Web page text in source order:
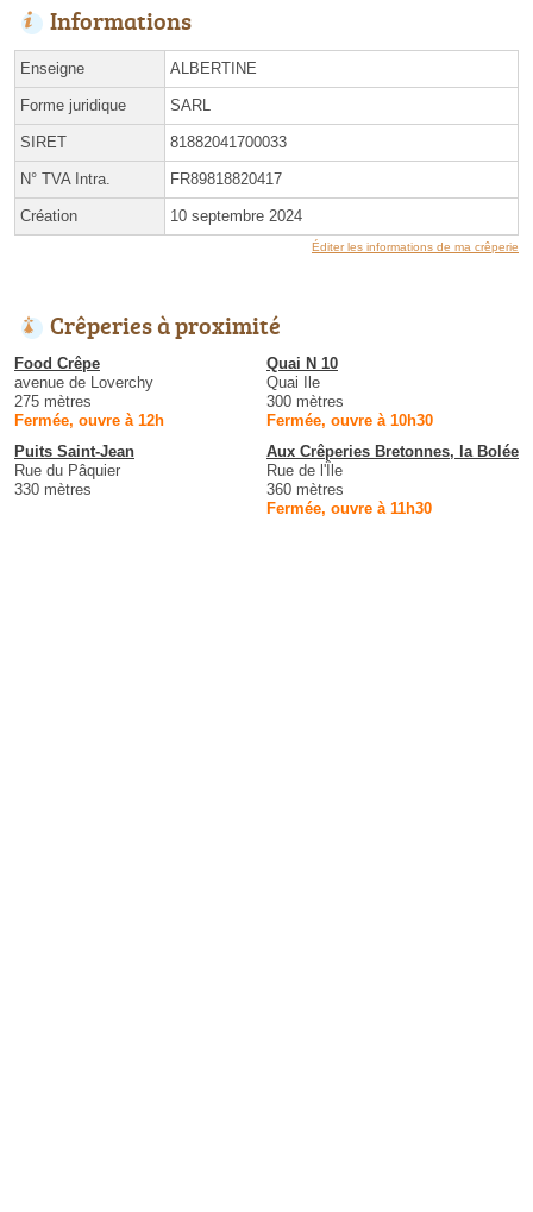
Informations
Enseigne ALBERTINE
Forme juridique SARL
SIRET 81882041700033
N° TVA Intra. FR89818820417
Création 10 septembre 2024
Éditer les informations de ma crêperie
Crêperies à proximité
Food Crêpe
avenue de Loverchy
275 mètres
Fermée, ouvre à 12h
Quai N 10
Quai Ile
300 mètres
Fermée, ouvre à 10h30
Puits Saint-Jean
Rue du Pâquier
330 mètres
Aux Crêperies Bretonnes, la Bolée
Rue de l'Île
360 mètres
Fermée, ouvre à 11h30